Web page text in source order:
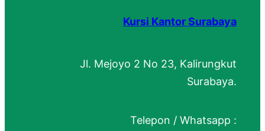
Kursi Kantor Surabaya
Jl. Mejoyo 2 No 23, Kalirungkut
Surabaya.
Telepon / Whatsapp :